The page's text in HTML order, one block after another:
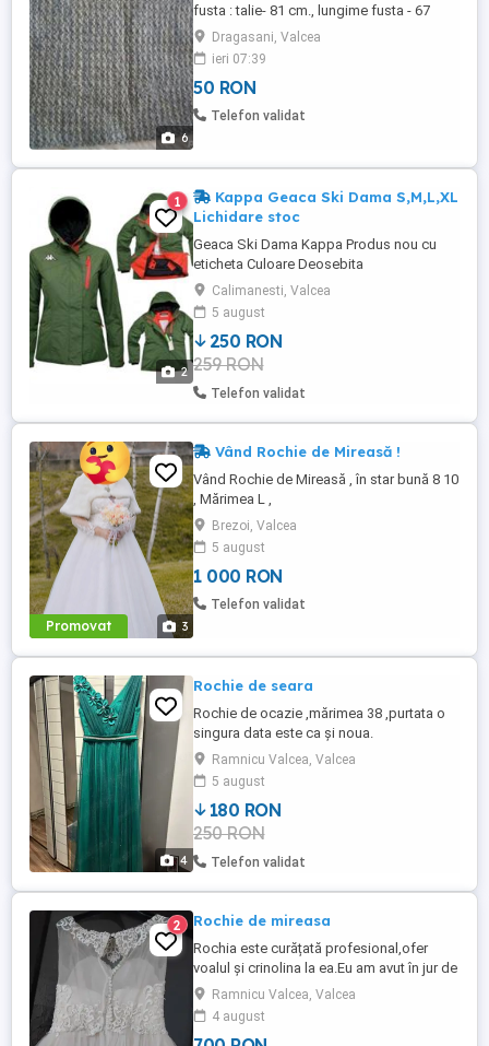
6
fusta : talie- 81 cm., lungime fusta - 67
cm,pulover- bust-90 cm,lungime-59 cm,
maneci-54 cm, culoare gri.Transportul
este gratuit.
Dragasani, Valcea
ieri 07:39
50 RON
Telefon validat
2
1
Kappa Geaca Ski Dama S,M,L,XL
Lichidare stoc
Geaca Ski Dama Kappa Produs nou cu
eticheta Culoare Deosebita
"Fusta"zapada Impermeabilitate 10000
Respirabilitate 5000gr Rezistenta la vant
Buzunar pentru skipass pe maneca
Marimi disponibile S, M , L, XL Predare
personala in Ramnicu Valcea, Domeniul
Schiabil Transalpina ID: 233295678
Calimanesti, Valcea
5 august
250 RON
259 RON
Telefon validat
Promovat 3
Vând Rochie de Mireasă !
Vând Rochie de Mireasă , în star bună 8 10
, Mărimea L ,
Brezoi, Valcea
5 august
1 000 RON
Telefon validat
4
Rochie de seara
Rochie de ocazie ,mărimea 38 ,purtata o
singura data este ca și noua.
Ramnicu Valcea, Valcea
5 august
180 RON
250 RON
Telefon validat
2 Rochie de mireasa
Rochia este curățată profesional,ofer
voalul și crinolina la ea.Eu am avut în jur de
64_65kg și 1,62m . Este de culoare ivoire
Ramnicu Valcea, Valcea
4 august